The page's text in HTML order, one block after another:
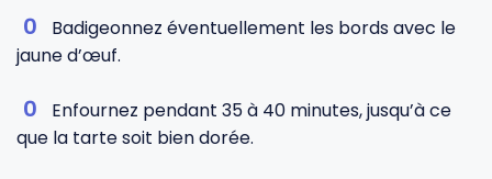
Badigeonnez éventuellement les bords avec le
jaune d’œuf.
Enfournez pendant 35 à 40 minutes, jusqu’à ce
que la tarte soit bien dorée.